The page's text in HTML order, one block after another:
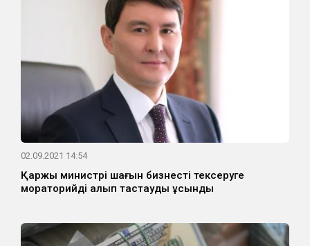
02.09.2021 14:54
Қаржы министрі шағын бизнесті тексеруге
мораторийді алып тастауды ұсынды